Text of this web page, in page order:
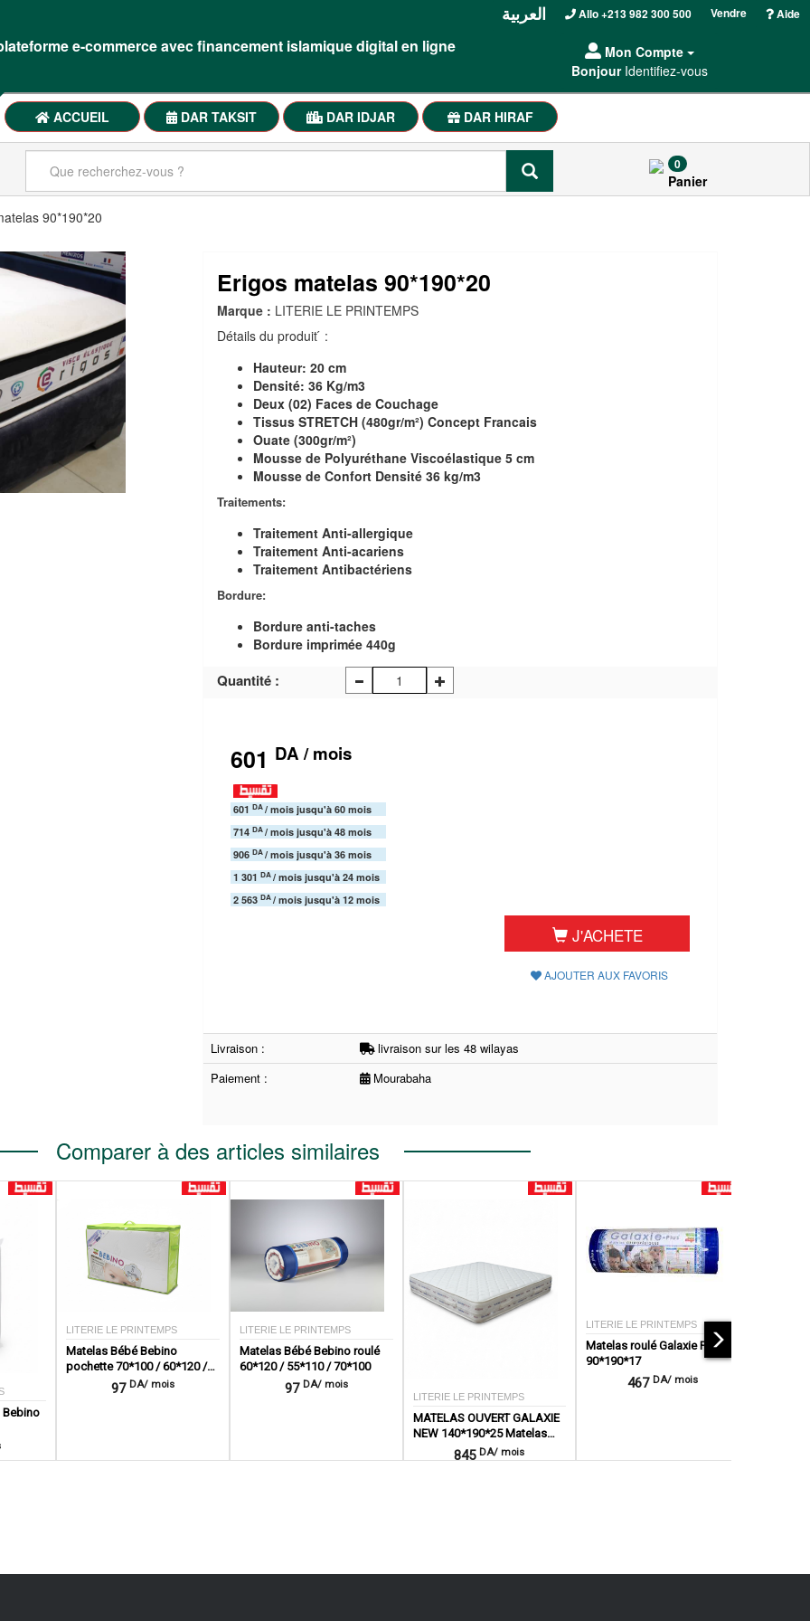
العربية Allo +213 982 300 500 Vendre Aide
e-commerce avec financement islamique digital en ligne
Mon Compte
Bonjour Identifiez-vous
ACCUEIL DAR TAKSIT DAR IDJAR DAR HIRAF
0
Panier
90*190*20
Erigos matelas 90*190*20
Marque : LITERIE LE PRINTEMPS
Détails du produit ́ :
Hauteur: 20 cm
Densité: 36 Kg/m3
Deux (02) Faces de Couchage
Tissus STRETCH (480gr/m²) Concept Francais
Ouate (300gr/m²)
Mousse de Polyuréthane Viscoélastique 5 cm
Mousse de Confort Densité 36 kg/m3
Traitements:
Traitement Anti-allergique
Traitement Anti-acariens
Traitement Antibactériens
Bordure:
Bordure anti-taches
Bordure imprimée 440g
Quantité :
601 DA / mois
601 DA/ mois jusqu'à 60 mois
714 DA/ mois jusqu'à 48 mois
906 DA/ mois jusqu'à 36 mois
1 301 DA/ mois jusqu'à 24 mois
2 563 DA/ mois jusqu'à 12 mois
J'ACHETE
AJOUTER AUX FAVORIS
Livraison :
livraison sur les 48 wilayas
Paiement :
Mourabaha
Comparer à des articles similaires
Bebino
LITERIE LE PRINTEMPS
Matelas Bébé Bebino
pochette 70*100 / 60*120 /
97 DA/ mois
LITERIE LE PRINTEMPS
Matelas Bébé Bebino roulé
60*120 / 55*110 / 70*100
97 DA/ mois
LITERIE LE PRINTEMPS
MATELAS OUVERT GALAXIE
NEW 140*190*25 Matelas
845 DA/ mois
LITERIE LE PRINTEMPS
Matelas roulé Galaxie Plus
90*190*17
467 DA/ mois